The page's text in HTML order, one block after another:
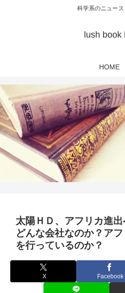
科学系のニュース
lush book
HOME
太陽ＨＤ、アフリカ進
どんな会社なのか？ア
を行っているのか？
X Facebook